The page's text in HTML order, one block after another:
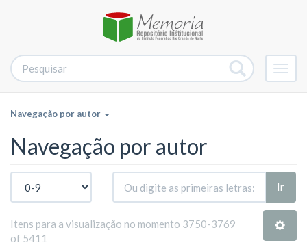
Navegação por autor
Navegação por autor
Ir
Itens para a visualização no momento 3750-3769
of 5411